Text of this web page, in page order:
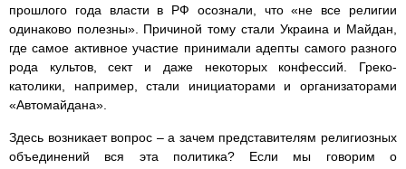
прошлого года власти в РФ осознали, что «не все религии
одинаково полезны». Причиной тому стали Украина и Майдан,
где самое активное участие принимали адепты самого разного
рода культов, сект и даже некоторых конфессий. Греко-
католики, например, стали инициаторами и организаторами
«Автомайдана».
Здесь возникает вопрос – а зачем представителям религиозных
объединений вся эта политика? Если мы говорим о